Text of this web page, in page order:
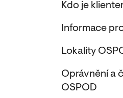
Kdo je
Informace
Lokality
Oprávnění a
OSPOD